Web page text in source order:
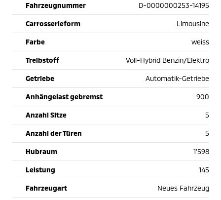
Fahrzeugnummer D-0000000253-14195
Carrosserieform Limousine
Farbe weiss
Treibstoff Voll-Hybrid Benzin/Elektro
Getriebe Automatik-Getriebe
Anhängelast gebremst 900
Anzahl Sitze 5
Anzahl der Türen 5
Hubraum 1'598
Leistung 145
Fahrzeugart Neues Fahrzeug